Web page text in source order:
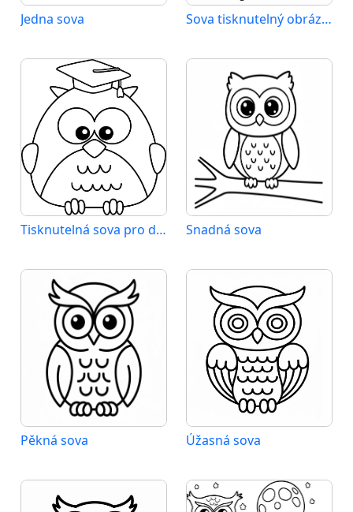
Jedna sova Sova tisknutelný obrázek
Tisknutelná sova pro děti Snadná sova
Pěkná sova Úžasná sova